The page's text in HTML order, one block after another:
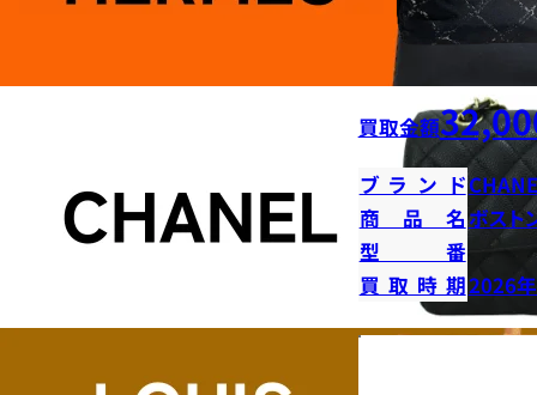
買取金額
ブランド
商品名ボスト
型番
買取時期2026